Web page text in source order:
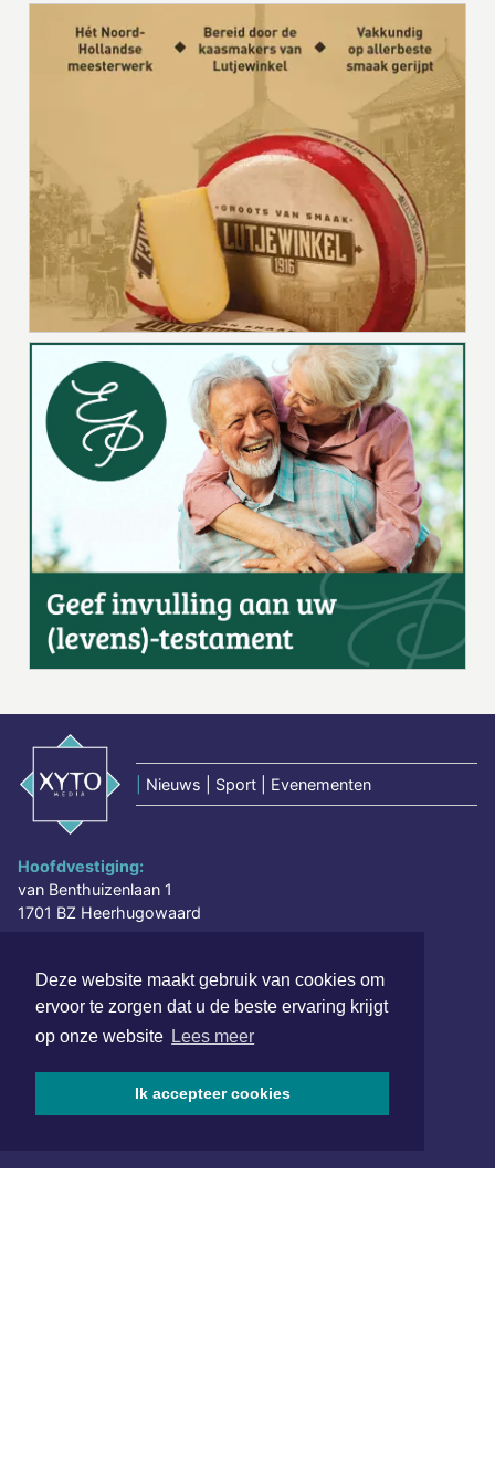
Deze website maakt gebruik van cookies om
ervoor te zorgen dat u de beste ervaring krijgt
op onze website Lees meer
Ik accepteer cookies
Nieuws | Sport | Evenementen
Hoofdvestiging:
van Benthuizenlaan 1
1701 BZ Heerhugowaard
redactie@xyto.nl
www.xyto.nl
SOCIAL MEDIA